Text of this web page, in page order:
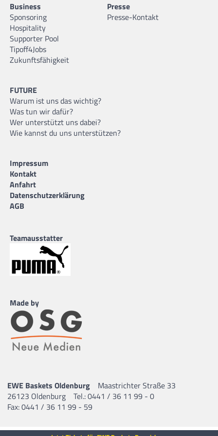
Business
Sponsoring
Hospitality
Supporter Pool
Tipoff4Jobs
Zukunftsfähigkeit
Presse
Presse-Kontakt
FUTURE
Warum ist uns das wichtig?
Was tun wir dafür?
Wer unterstützt uns dabei?
Wie kannst du uns unterstützen?
Impressum
Kontakt
Anfahrt
Datenschutzerklärung
AGB
Teamausstatter
Made by
EWE Baskets Oldenburg
Maastrichter Straße 33
26123 Oldenburg
Tel.: 0441 / 36 11 99 - 0
Fax: 0441 / 36 11 99 - 59